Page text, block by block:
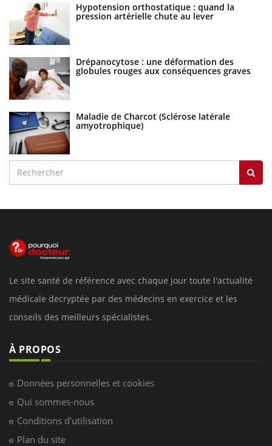
Hypotension orthostatique : quand la
pression artérielle chute au lever
Drépanocytose : une déformation des
globules rouges aux conséquences graves
Maladie de Charcot (Sclérose latérale
amyotrophique)
Le site santé de référence avec chaque jour toute l'actualité
médicale decryptée par des médecins en exercice et les
conseils des meilleurs spécialistes.
À PROPOS
Données personnelles et cookies
Qui sommes-nous
Conditions d'utilisation
Plan du site